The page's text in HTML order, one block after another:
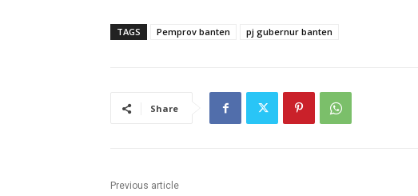
TAGS Pemprov banten pj gubernur banten
Share
Previous article